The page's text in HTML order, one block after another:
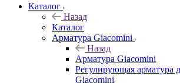
Каталог
Назад
Каталог
Арматура Giacomini
Назад
Арматура Giacomini
Регулирующая арматура
Giacomini